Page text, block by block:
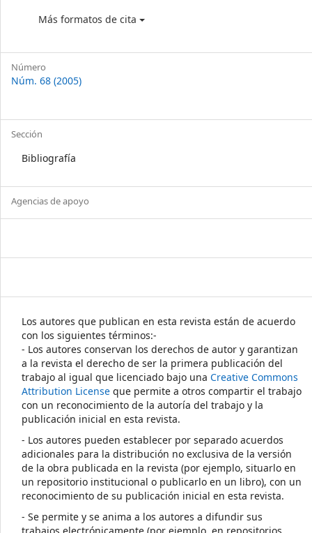
Más formatos de cita
Número
Núm. 68 (2005)
Sección
Bibliografía
Agencias de apoyo
Los autores que publican en esta revista están de acuerdo
con los siguientes términos:-
- Los autores conservan los derechos de autor y garantizan
a la revista el derecho de ser la primera publicación del
trabajo al igual que licenciado bajo una Creative Commons
Attribution License que permite a otros compartir el trabajo
con un reconocimiento de la autoría del trabajo y la
publicación inicial en esta revista.
- Los autores pueden establecer por separado acuerdos
adicionales para la distribución no exclusiva de la versión
de la obra publicada en la revista (por ejemplo, situarlo en
un repositorio institucional o publicarlo en un libro), con un
reconocimiento de su publicación inicial en esta revista.
- Se permite y se anima a los autores a difundir sus